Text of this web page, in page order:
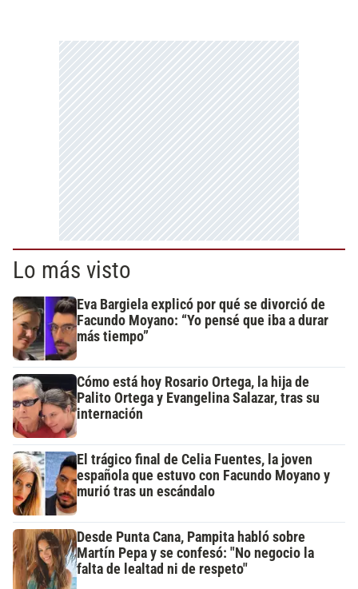
Lo más visto
Eva Bargiela explicó por qué se divorció de
Facundo Moyano: “Yo pensé que iba a durar
más tiempo”
Cómo está hoy Rosario Ortega, la hija de
Palito Ortega y Evangelina Salazar, tras su
internación
El trágico final de Celia Fuentes, la joven
española que estuvo con Facundo Moyano y
murió tras un escándalo
Desde Punta Cana, Pampita habló sobre
Martín Pepa y se confesó: "No negocio la
falta de lealtad ni de respeto"